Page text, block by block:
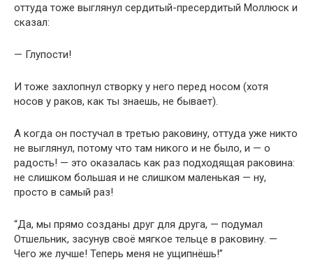
оттуда тоже выглянул сердитый-пресердитый Моллюск и
сказал:
— Глупости!
И тоже захлопнул створку у него перед носом (хотя
носов у раков, как ты знаешь, не бывает).
А когда он постучал в третью раковину, оттуда уже никто
не выглянул, потому что там никого и не было, и — о
радость! — это оказалась как раз подходящая раковина:
не слишком большая и не слишком маленькая — ну,
просто в самый раз!
“Да, мы прямо созданы друг для друга, — подумал
Отшельник, засунув своё мягкое тельце в раковину. —
Чего же лучше! Теперь меня не ущипнёшь!”